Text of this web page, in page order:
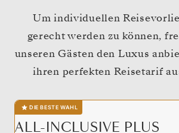
Um individuellen
gerecht werden zu können,
unseren Gästen den Luxus
ihren perfekten Reisetarif
DIE BESTE WAHL
ALL-INCLUSIVE PLUS